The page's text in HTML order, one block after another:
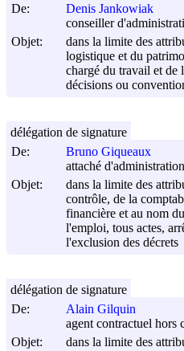
De:
Denis Jankowiak
conseiller
Objet:
dans la limite des
logistique et du
chargé du travail et de
décisions ou
De:
Bruno Giqueaux
attaché
Objet:
dans la limite des
contrôle, de la
financière et au nom
l'emploi, tous actes,
l'exclusion des décrets
délégation de signature
De:
Alain Gilquin
agent contractuel hors
Objet:
dans la limite des
délégation de signature